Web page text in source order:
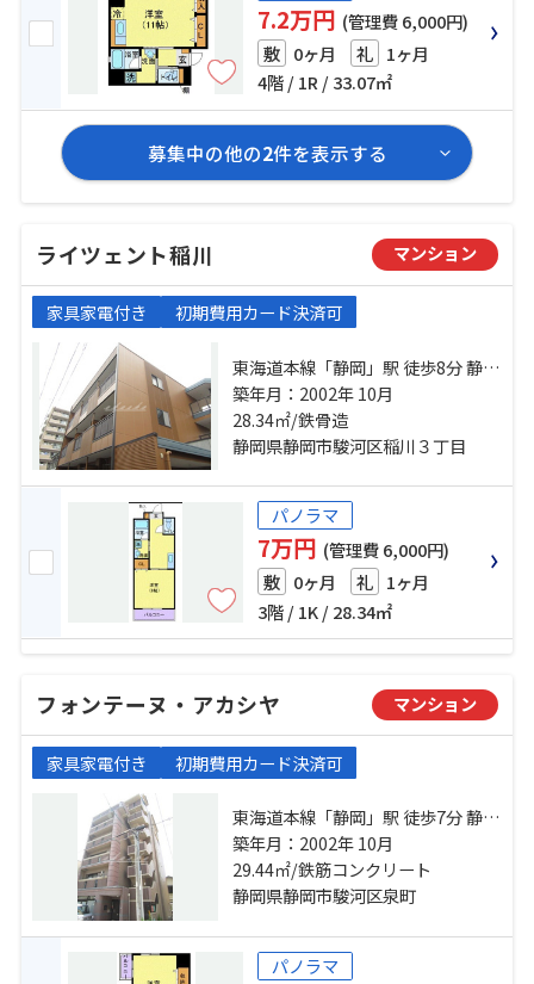
7.2万円 (管理費 6,000円)
敷 0ヶ月 礼 1ヶ月
4階 / 1R / 33.07㎡
募集中の他の2件を表示する
ライツェント稲川 マンション
家具家電付き 初期費用カード決済可
東海道本線「静岡」駅 徒歩8分 静岡
鉄道静岡清水線「日吉町」駅 徒歩
16分 静岡鉄道静岡清水線「新静
岡」駅 徒歩16分
築年月：2002年 10月
28.34㎡/鉄骨造
静岡県静岡市駿河区稲川３丁目
パノラマ
7万円 (管理費 6,000円)
敷 0ヶ月 礼 1ヶ月
3階 / 1K / 28.34㎡
フォンテーヌ・アカシヤ マンション
家具家電付き 初期費用カード決済可
東海道本線「静岡」駅 徒歩7分 静岡
鉄道静岡清水線「新静岡」駅 徒歩
15分 静岡鉄道静岡清水線「日吉
町」駅 徒歩16分
築年月：2002年 10月
29.44㎡/鉄筋コンクリート
静岡県静岡市駿河区泉町
パノラマ